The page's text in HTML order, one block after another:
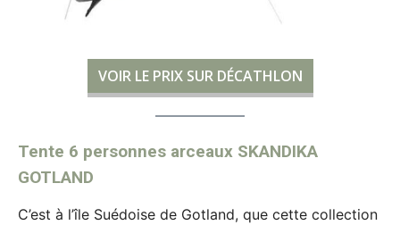
VOIR LE PRIX SUR DÉCATHLON
Tente 6 personnes arceaux SKANDIKA
GOTLAND
C’est à l’île Suédoise de Gotland, que cette collection